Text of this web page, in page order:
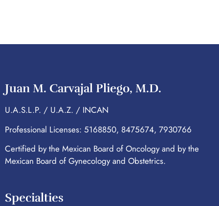
Juan M. Carvajal Pliego, M.D.
U.A.S.L.P. / U.A.Z. / INCAN
Professional Licenses: 5168850, 8475674, 7930766
Certified by the Mexican Board of Oncology and by the
Mexican Board of Gynecology and Obstetrics.
Specialties